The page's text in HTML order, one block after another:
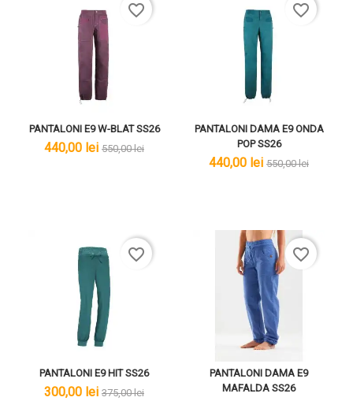
PANTALONI E9 W-BLAT SS26
lei
440,00 lei lei
550,00 lei
favorite_border
PANTALONI DAMA E9 ONDA
POP SS26
lei
440,00 lei lei
550,00 lei
favorite_border
PANTALONI E9 HIT SS26
lei
300,00 lei lei
375,00 lei
favorite_border
PANTALONI DAMA E9
MAFALDA SS26
favorite_border